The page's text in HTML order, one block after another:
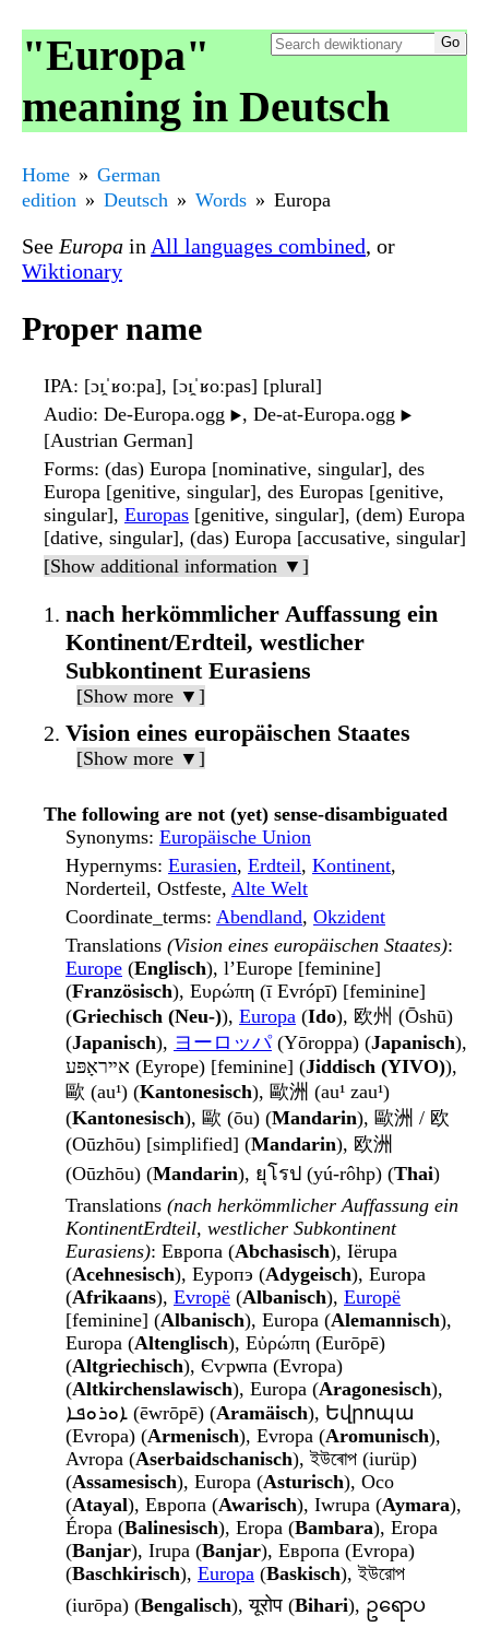
"Europa"
meaning in Deutsch
Home
German
edition
Deutsch Words Europa
See Europa in All languages combined, or
Wiktionary
Proper name
IPA: [ɔɪ̯ˈʁoːpa], [ɔɪ̯ˈʁoːpas] [plural]
Audio: De-Europa.ogg ▶️, De-at-Europa.ogg ▶️
[Austrian German]
Forms: (das) Europa [nominative, singular], des
Europa [genitive, singular], des Europas [genitive,
singular], Europas [genitive, singular], (dem) Europa
[dative, singular], (das) Europa [accusative, singular]
[Show additional information ▼]
nach herkömmlicher Auffassung ein
Kontinent/Erdteil, westlicher
Subkontinent Eurasiens
[Show more ▼]
Vision eines europäischen Staates
[Show more ▼]
The following are not (yet) sense-disambiguated
Synonyms: Europäische Union
Hypernyms: Eurasien, Erdteil, Kontinent,
Norderteil, Ostfeste, Alte Welt
Coordinate_terms: Abendland, Okzident
Translations (Vision eines europäischen Staates):
Europe (Englisch), l’Europe [feminine]
(Französisch), Ευρώπη (ī Evrópī) [feminine]
(Griechisch (Neu-)), Europa (Ido), 欧州 (Ōshū)
(Japanisch), ヨーロッパ(Yōroppa) (Japanisch),
אײראָפּע (Eyrope) [feminine] (Jiddisch (YIVO)),
歐 (au¹) (Kantonesisch), 歐洲 (au¹ zau¹)
(Kantonesisch), 歐 (ōu) (Mandarin), 歐洲 / 欧
(Oūzhōu) [simplified] (Mandarin), 欧洲
(Oūzhōu) (Mandarin), ยุโรป (yú-rôhp) (Thai)
Translations (nach herkömmlicher Auffassung ein
KontinentErdteil, westlicher Subkontinent
Eurasiens): Европа (Abchasisch), Iërupa
(Acehnesisch), Еуропэ (Adygeisch), Europa
(Afrikaans), Evropë (Albanisch), Europë
[feminine] (Albanisch), Europa (Alemannisch),
Europa (Altenglisch), Εὐρώπη (Eurōpē)
(Altgriechisch), Єѵрѡпа (Evropa)
(Altkirchenslawisch), Europa (Aragonesisch),
ܐܘܪܘܦܐ (ēwrōpē) (Aramäisch), Եվրոպա
(Evropa) (Armenisch), Evropa (Aromunisch),
Avropa (Aserbaidschanisch), ইউৰোপ (iurüp)
(Assamesisch), Europa (Asturisch), Oco
(Atayal), Европа (Awarisch), Iwrupa (Aymara),
Éropa (Balinesisch), Eropa (Bambara), Eropa
(Banjar), Irupa (Banjar), Европа (Evropa)
(Baschkirisch), Europa (Baskisch), ইউরোপ
(iurōpa) (Bengalisch), यूरोप (Bihari), ဥရောပ